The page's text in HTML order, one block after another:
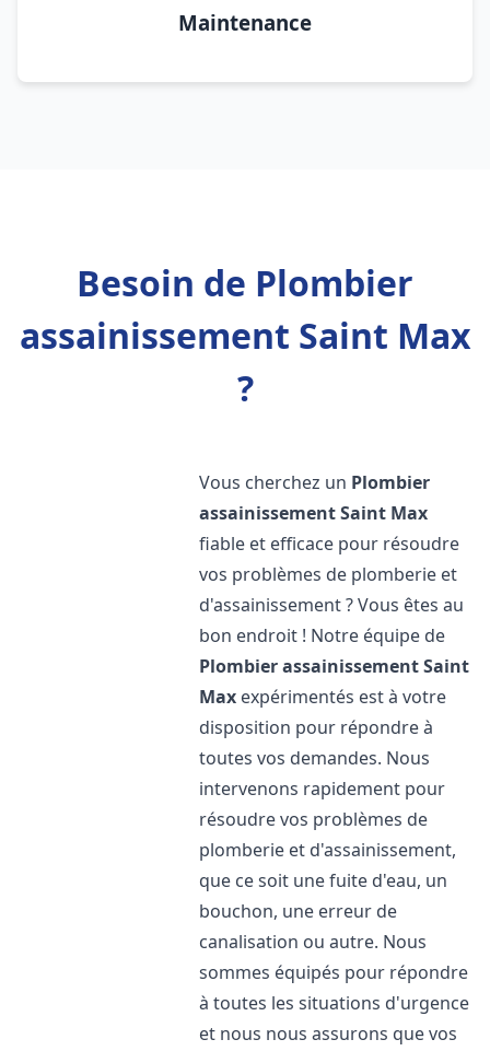
Maintenance
Besoin de Plombier
assainissement Saint Max
?
Vous cherchez un Plombier
assainissementSaint Max
fiable et efficace pour résoudre
vos problèmes de plomberie et
d'assainissement ? Vous êtes au
bon endroit ! Notre équipe de
Plombier assainissementSaint
Max expérimentés est à votre
disposition pour répondre à
toutes vos demandes. Nous
intervenons rapidement pour
résoudre vos problèmes de
plomberie et d'assainissement,
que ce soit une fuite d'eau, un
bouchon, une erreur de
canalisation ou autre. Nous
sommes équipés pour répondre
à toutes les situations d'urgence
et nous nous assurons que vos